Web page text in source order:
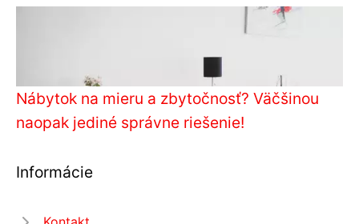
Nábytok na mieru a zbytočnosť? Väčšinou
naopak jediné správne riešenie!
Informácie